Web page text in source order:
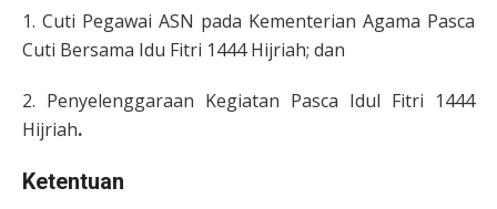
1. Cuti Pegawai ASN pada Kementerian Agama Pasca
Cuti Bersama Idu Fitri 1444 Hijriah; dan
2. Penyelenggaraan Kegiatan Pasca Idul Fitri 1444
Hijriah.
Ketentuan